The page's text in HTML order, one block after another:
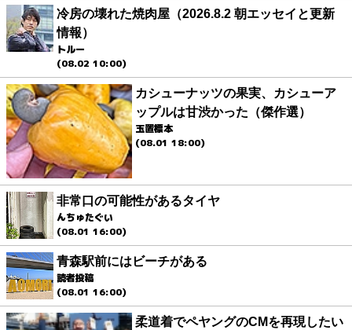
冷房の壊れた焼肉屋（2026.8.2 朝エッセイと更新
情報）
トルー
(08.02 10:00)
カシューナッツの果実、カシューア
ップルは甘渋かった（傑作選）
玉置標本
(08.01 18:00)
非常口の可能性があるタイヤ
んちゅたぐい
(08.01 16:00)
青森駅前にはビーチがある
読者投稿
(08.01 16:00)
柔道着でペヤングのCMを再現したい